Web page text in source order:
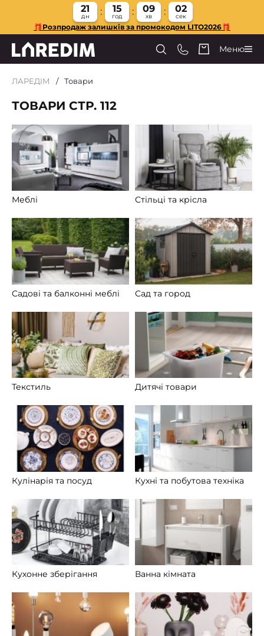
21
дн
15
год
09
хв
01
сек
🎁Розпродаж залишків за промокодом LITO2026🎁
Меню
ЛАРЕДІМ Товари
ТОВАРИ СТР. 112
Меблі Стільці та крісла
Садові та балконні меблі Сад та город
Текстиль Дитячі товари
Кулінарія та посуд Кухні та побутова техніка
Кухонне зберігання Ванна кімната